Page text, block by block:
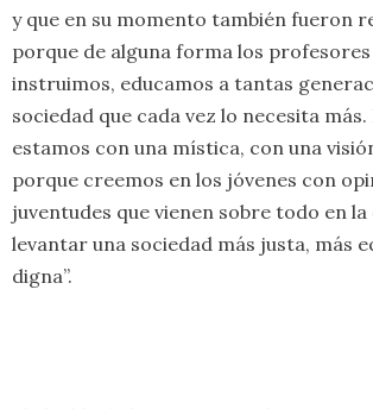
y que en su momento también fueron
porque de alguna forma los
instruimos, educamos a tantas
sociedad que cada vez lo necesita
estamos con una mística, con una
porque creemos en los jóvenes con
juventudes que vienen sobre todo en
levantar una sociedad más justa, más
digna”.